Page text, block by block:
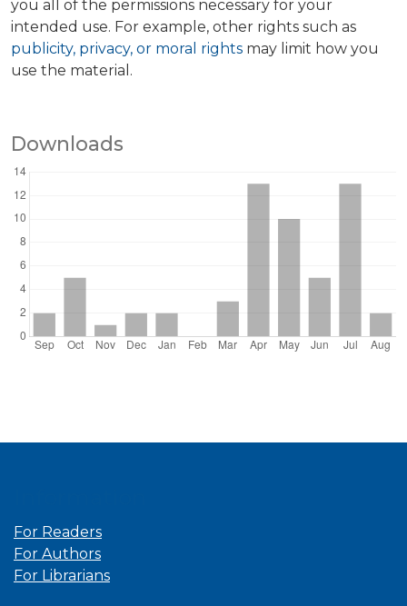
you all of the permissions necessary for your
intended use. For example, other rights such as
publicity, privacy, or moral rights may limit how you
use the material.
Downloads
For Readers
For Authors
For Librarians